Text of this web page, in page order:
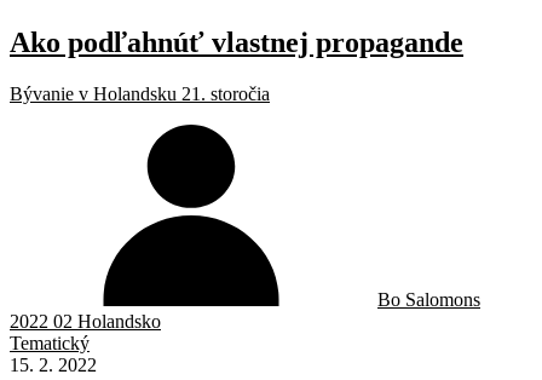
Ako podľahnúť vlastnej propagande
Bývanie v Holandsku 21. storočia
Bo Salomons
2022 02 Holandsko
Tematický
15. 2. 2022